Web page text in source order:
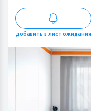
добавить в лист ожидания